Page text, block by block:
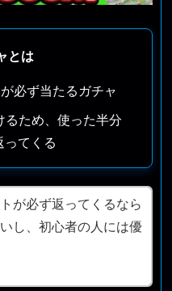
とは
必ず当たるガチャ
るため、使った半分
ってくる
が必ず返ってくるなら
し、初心者の人には優